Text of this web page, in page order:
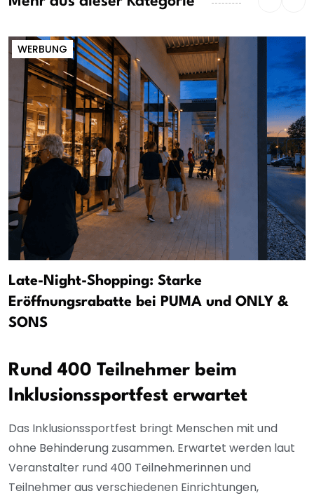
WERBUNG
Late-Night-Shopping: Starke
Eröffnungsrabatte bei PUMA und ONLY &
SONS
Rund 400 Teilnehmer beim
Inklusionssportfest erwartet
Das Inklusionssportfest bringt Menschen mit und
ohne Behinderung zusammen. Erwartet werden laut
Veranstalter rund 400 Teilnehmerinnen und
Teilnehmer aus verschiedenen Einrichtungen,